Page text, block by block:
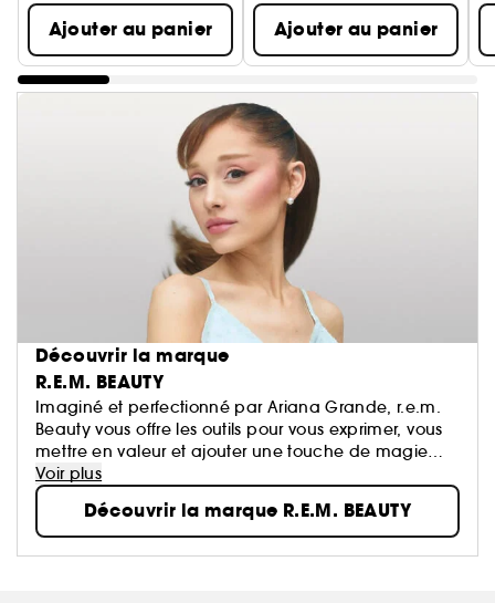
Ajouter au panier Ajouter au panier
Découvrir la marque
R.E.M. BEAUTY
Imaginé et perfectionné par Ariana Grande, r.e.m.
Beauty vous offre les outils pour vous exprimer, vous
mettre en valeur et ajouter une touche de magie
chaque jour — pour rêver les yeux grands ouverts.
Découvrez le maquillage de demain : des teintes
futuristes, des produits polyvalents, des formules
hybrides enrichies en soins de la peau, des
Voir plus
Découvrir la marque R.E.M. BEAUTY